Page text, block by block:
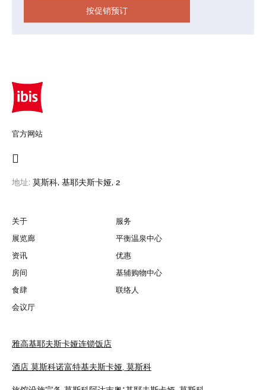
按促销预订
官方网站
地址: 莫斯科, 基耶夫斯卡娅, 2
关于
展览廊
资讯
房间
食肆
会议厅
服务
平衡温泉中心
优惠
基辅购物中心
联络人
雅高基耶夫斯卡娅连锁饭店
酒店 莫斯科诺富特基夫斯卡娅, 莫斯科